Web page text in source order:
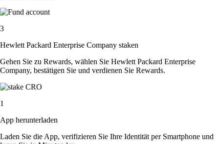
3
Hewlett Packard Enterprise Company staken
Gehen Sie zu Rewards, wählen Sie Hewlett Packard Enterprise
Company, bestätigen Sie und verdienen Sie Rewards.
1
App herunterladen
Laden Sie die App, verifizieren Sie Ihre Identität per Smartphone und